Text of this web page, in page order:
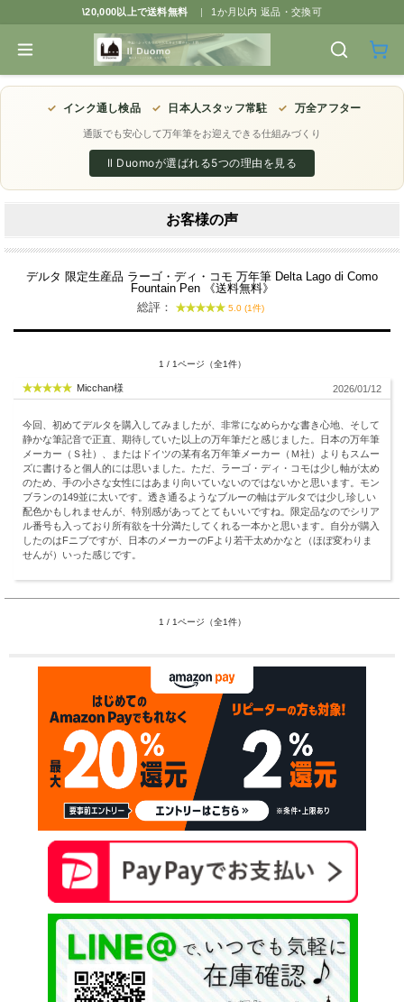
\20,000以上で送料無料 | 1か月以内 返品・交換可
✓ インク通し検品 ✓ 日本人スタッフ常駐 ✓ 万全アフター
通販でも安心して万年筆をお迎えできる仕組みづくり
Il Duomoが選ばれる5つの理由を見る
お客様の声
デルタ 限定生産品 ラーゴ・ディ・コモ 万年筆 Delta Lago di Como
Fountain Pen 《送料無料》
総評：
5.0 (1件)
1 / 1ページ（全1件）
Micchan様 2026/01/12
今回、初めてデルタを購入してみましたが、非常になめらかな書き心地、そして
静かな筆記音で正直、期待していた以上の万年筆だと感じました。日本の万年筆
メーカー（Ｓ社）、またはドイツの某有名万年筆メーカー（Ｍ社）よりもスムー
ズに書けると個人的には思いました。ただ、ラーゴ・ディ・コモは少し軸が太め
のため、手の小さな女性にはあまり向いていないのではないかと思います。モン
ブランの149並に太いです。透き通るようなブルーの軸はデルタでは少し珍しい
配色かもしれませんが、特別感があってとてもいいですね。限定品なのでシリア
ル番号も入っており所有欲を十分満たしてくれる一本かと思います。自分が購入
したのはFニブですが、日本のメーカーのFより若干太めかなと（ほぼ変わりま
せんが）いった感じです。
1 / 1ページ（全1件）